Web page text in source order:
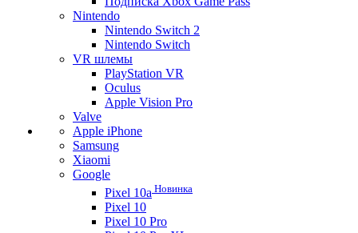
Nintendo
Nintendo Switch 2
Nintendo Switch
VR шлемы
PlayStation VR
Oculus
Apple Vision Pro
Valve
Apple iPhone
Samsung
Xiaomi
Google
Pixel 10a Новинка
Pixel 10
Pixel 10 Pro